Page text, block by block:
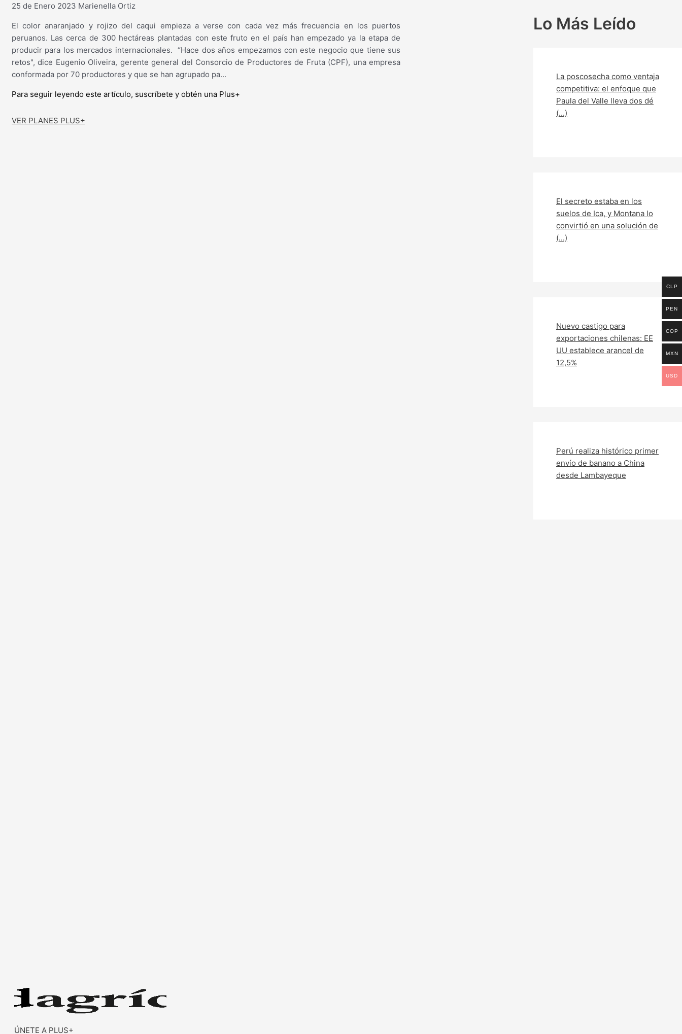
25 de Enero 2023 Marienella Ortiz
El color anaranjado y rojizo del caqui empieza a verse con cada vez más frecuencia en los puertos
peruanos. Las cerca de 300 hectáreas plantadas con este fruto en el país han empezado ya la etapa de
producir para los mercados internacionales. “Hace dos años empezamos con este negocio que tiene sus
retos", dice Eugenio Oliveira, gerente general del Consorcio de Productores de Fruta (CPF), una empresa
conformada por 70 productores y que se han agrupado pa...
Para seguir leyendo este artículo, suscríbete y obtén una Plus+
VER PLANES PLUS+
Lo Más Leído
La poscosecha como ventaja
competitiva: el enfoque que
Paula del Valle lleva dos dé
(...)
El secreto estaba en los
suelos de Ica, y Montana lo
convirtió en una solución de
(...)
Nuevo castigo para
exportaciones chilenas: EE
UU establece arancel de
12,5%
Perú realiza histórico primer
envío de banano a China
desde Lambayeque
ÚNETE A PLUS+
CLP
PEN
COP
MXN
USD